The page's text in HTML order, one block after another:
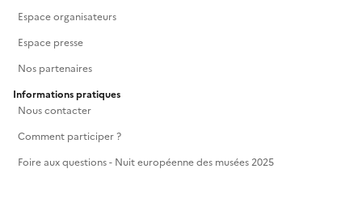
Espace organisateurs
Espace presse
Nos partenaires
Informations pratiques
Nous contacter
Comment participer ?
Foire aux questions - Nuit européenne des musées 2025